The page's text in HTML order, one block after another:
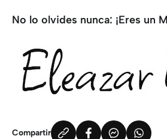
No lo olvides nunca: ¡Eres un
Compartir